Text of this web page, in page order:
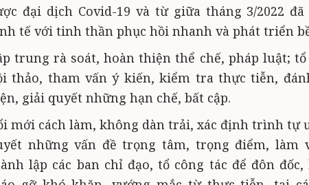
đại dịch Covid-19 và từ giữa tháng 3/2022
tế với tinh thần phục hồi nhanh và phát triển
trung rà soát, hoàn thiện thể chế, pháp luật;
thảo, tham vấn ý kiến, kiểm tra thực tiễn,
giải quyết những hạn chế, bất cập.
mới cách làm, không dàn trải, xác định trình tự
những vấn đề trọng tâm, trọng điểm, làm
lập các ban chỉ đạo, tổ công tác để đôn